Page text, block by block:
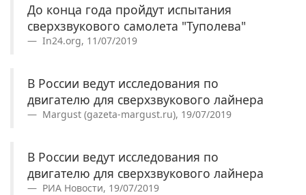
До конца года пройдут испытания
сверхзвукового самолета "Туполева"
In24.org, 11/07/2019
В России ведут исследования по
двигателю для сверхзвукового лайнера
Margust (gazeta-margust.ru), 19/07/2019
В России ведут исследования по
двигателю для сверхзвукового лайнера
РИА Новости, 19/07/2019